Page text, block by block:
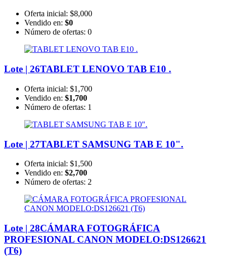
Oferta inicial: $8,000
Vendido en: $0
Número de ofertas: 0
Lote | 26TABLET LENOVO TAB E10 .
Oferta inicial: $1,700
Vendido en: $1,700
Número de ofertas: 1
Lote | 27TABLET SAMSUNG TAB E 10".
Oferta inicial: $1,500
Vendido en: $2,700
Número de ofertas: 2
Lote | 28CÁMARA FOTOGRÁFICA
PROFESIONAL CANON MODELO:DS126621
(T6)